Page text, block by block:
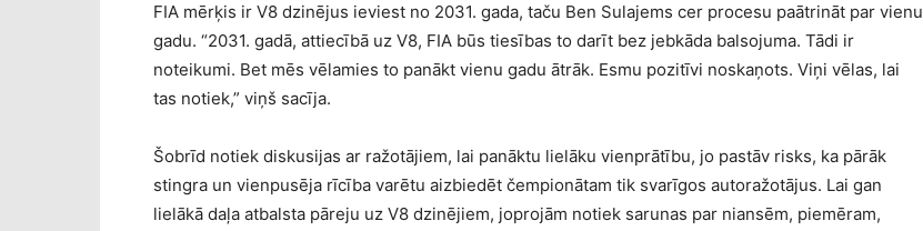
FIA mērķis ir V8 dzinējus ieviest no 2031. gada, taču Ben Sulajems cer procesu paātrināt par vienu
gadu. “2031. gadā, attiecībā uz V8, FIA būs tiesības to darīt bez jebkāda balsojuma. Tādi ir
noteikumi. Bet mēs vēlamies to panākt vienu gadu ātrāk. Esmu pozitīvi noskaņots. Viņi vēlas, lai
tas notiek,” viņš sacīja.
Šobrīd notiek diskusijas ar ražotājiem, lai panāktu lielāku vienprātību, jo pastāv risks, ka pārāk
stingra un vienpusēja rīcība varētu aizbiedēt čempionātam tik svarīgos autoražotājus. Lai gan
lielākā daļa atbalsta pāreju uz V8 dzinējiem, joprojām notiek sarunas par niansēm, piemēram,